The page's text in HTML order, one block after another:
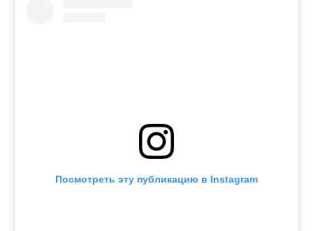
Посмотреть эту публикацию в Instagram